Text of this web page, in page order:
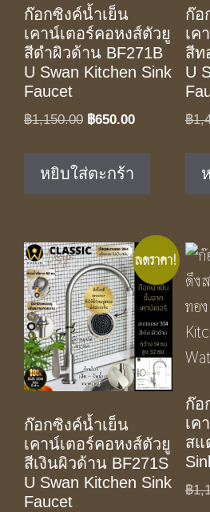
ก๊อกซิงค์น้ำเย็น
เคาน์เตอร์คอหงส์ตัวยู
สีดำผิวด้าน BF271B
U Swan Kitchen Sink
Faucet
฿1,150.00 Original
฿1,150.00.
฿650.00Current
หยิบใส่ตะกร้า
ก๊อ
เค
สีท
U
฿
ลดราคา!
ก๊อกซิงค์น้ำเย็น
เคาน์เตอร์คอหงส์ตัวยู
สีเงินผิวด้าน BF271S
U Swan Kitchen Sink
Faucet
ก๊อ
เค
สแ
฿